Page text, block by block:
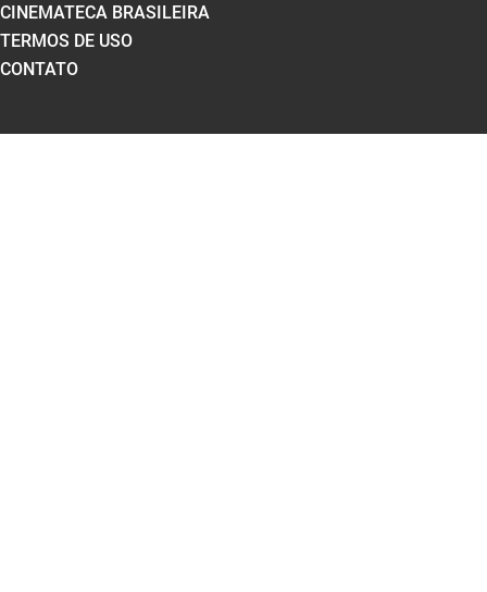
CINEMATECA BRASILEIRA
TERMOS DE USO
CONTATO